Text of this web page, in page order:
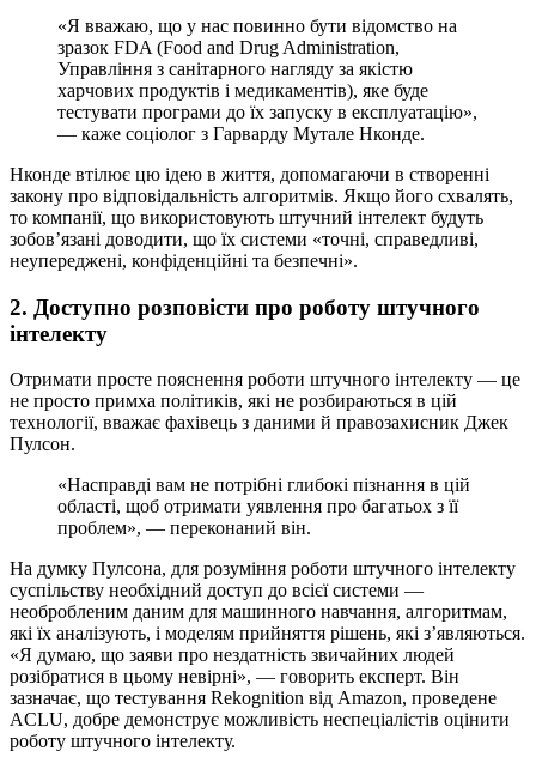
«Я вважаю, що у нас повинно бути відомство на
зразок FDA (Food and Drug Administration,
Управління з санітарного нагляду за якістю
харчових продуктів і медикаментів), яке буде
тестувати програми до їх запуску в експлуатацію»,
— каже соціолог з Гарварду Мутале Нконде.
Нконде втілює цю ідею в життя, допомагаючи в створенні
закону про відповідальність алгоритмів. Якщо його схвалять,
то компанії, що використовують штучний інтелект будуть
зобов’язані доводити, що їх системи «точні, справедливі,
неупереджені, конфіденційні та безпечні».
2. Доступно розповісти про роботу штучного
інтелекту
Отримати просте пояснення роботи штучного інтелекту — це
не просто примха політиків, які не розбираються в цій
технології, вважає фахівець з даними й правозахисник Джек
Пулсон.
«Насправді вам не потрібні глибокі пізнання в цій
області, щоб отримати уявлення про багатьох з її
проблем», — переконаний він.
На думку Пулсона, для розуміння роботи штучного інтелекту
суспільству необхідний доступ до всієї системи —
необробленим даним для машинного навчання, алгоритмам,
які їх аналізують, і моделям прийняття рішень, які з’являються.
«Я думаю, що заяви про нездатність звичайних людей
розібратися в цьому невірні», — говорить експерт. Він
зазначає, що тестування Rekognition від Amazon, проведене
ACLU, добре демонструє можливість неспеціалістів оцінити
роботу штучного інтелекту.